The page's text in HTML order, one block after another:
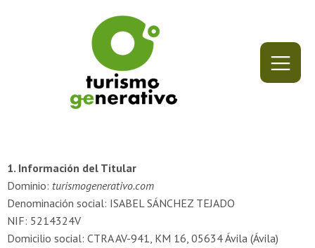
1. Información del Titular
Dominio: turismogenerativo.com
Denominación social: ISABEL SÁNCHEZ TEJADO
NIF: 5214324V
Domicilio social: CTRA AV-941, KM 16, 05634 Ávila (Ávila)